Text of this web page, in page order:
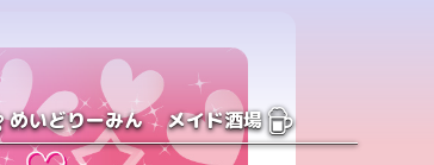
めいどりーみん メイド酒場